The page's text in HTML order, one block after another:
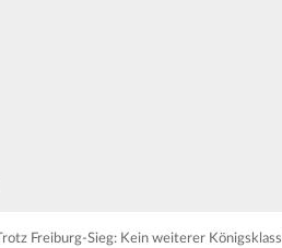
Trotz Freiburg-Sieg: Kein weiterer